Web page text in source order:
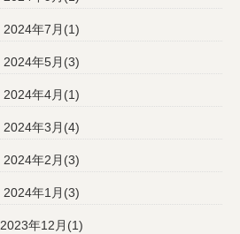
2024年7月(1)
2024年5月(3)
2024年4月(1)
2024年3月(4)
2024年2月(3)
2024年1月(3)
2023年12月(1)